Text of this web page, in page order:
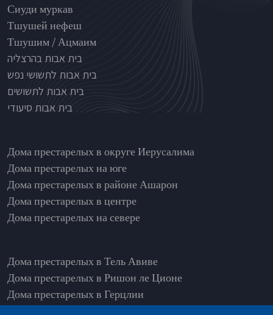
Сиуди муркав
Тшушей нефеш
Тшушим / Ацмаим
בית אבות בהרצליה
בית אבות לתשושי נפש
בית אבות לתשושים
בית אבות סיעודי
בתי אבות לפי אזורים
Дома престарелых в округе Иерусалима
Дома престарелых на юге
Дома престарелых в районе Ашарон
Дома престарелых в центре
Дома престарелых на севере
Дома престарелых в Тель Авиве
Дома престарелых в Ришон ле Ционе
Дома престарелых в Герцлии